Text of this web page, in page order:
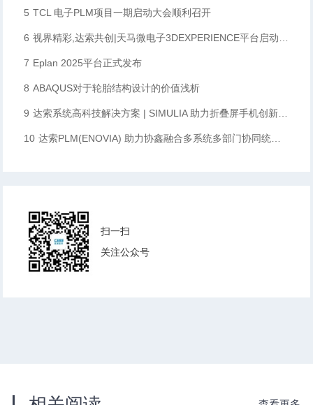
5 TCL 电子PLM项目一期启动大会顺利召开
6 视界精彩,达索共创|天马微电子3DEXPERIENCE平台启动会顺利召开
7 Eplan 2025平台正式发布
8 ABAQUS对于轮胎结构设计的价值浅析
9 达索系统高科技解决方案 | SIMULIA 助力折叠屏手机创新设计
10 达索PLM(ENOVIA) 助力协鑫融合多系统多部门协同统一数据化管理，完成向数字化企业转型的重要一步
扫一扫
关注公众号